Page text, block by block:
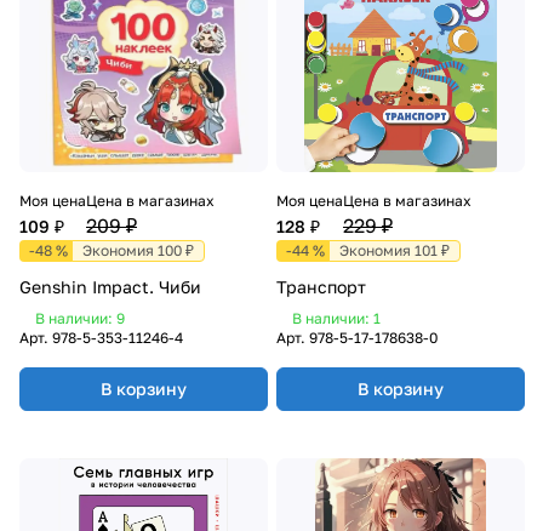
Моя цена
109 ₽
Цена в магазинах
209 ₽
-48 % Экономия 100 ₽
Genshin Impact. Чиби
В наличии: 9
Арт. 978-5-353-11246-4
В корзину
Моя цена
128 ₽
Цена в магазинах
229 ₽
-44 % Экономия 101 ₽
Транспорт
В наличии: 1
Арт. 978-5-17-178638-0
В корзину